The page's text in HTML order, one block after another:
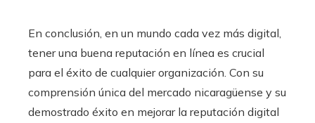
En conclusión, en un mundo cada vez más digital,
tener una buena reputación en línea es crucial
para el éxito de cualquier organización. Con su
comprensión única del mercado nicaragüense y su
demostrado éxito en mejorar la reputación digital